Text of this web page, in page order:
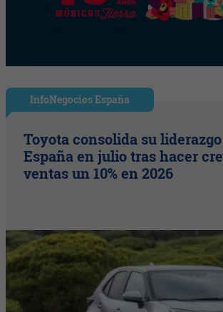
InfoNegocios España
Toyota consolida su
España en julio tras hacer
ventas un 10% en 2026